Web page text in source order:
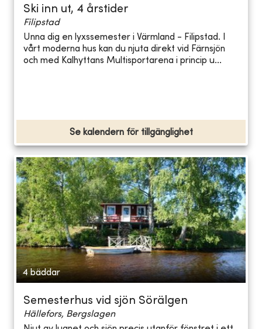
Ski inn ut, 4 årstider
Filipstad
Unna dig en lyxssemester i Värmland - Filipstad. I
vårt moderna hus kan du njuta direkt vid Färnsjön
och med Kalhyttans Multisportarena i princip u...
Se kalendern för tillgänglighet
4 bäddar
Semesterhus vid sjön Sörälgen
Hällefors, Bergslagen